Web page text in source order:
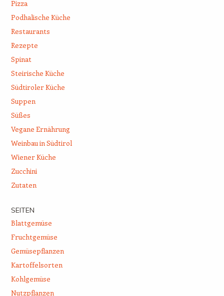
Pizza
Podhalische Küche
Restaurants
Rezepte
Spinat
Steirische Küche
Südtiroler Küche
Suppen
Süßes
Vegane Ernährung
Weinbau in Südtirol
Wiener Küche
Zucchini
Zutaten
SEITEN
Blattgemüse
Fruchtgemüse
Gemüsepflanzen
Kartoffelsorten
Kohlgemüse
Nutzpflanzen